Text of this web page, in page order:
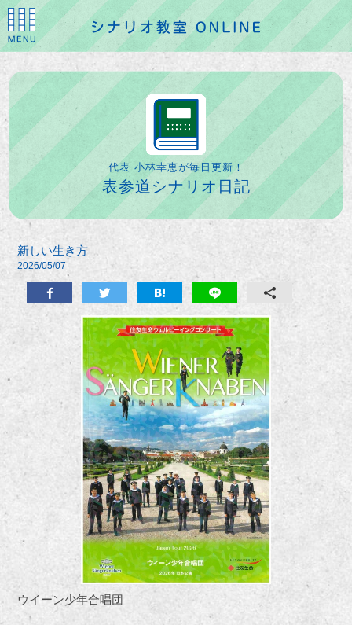
代表 小林幸恵が毎日更新！
表参道シナリオ日記
新しい生き方
2026/05/07
ウイーン少年合唱団